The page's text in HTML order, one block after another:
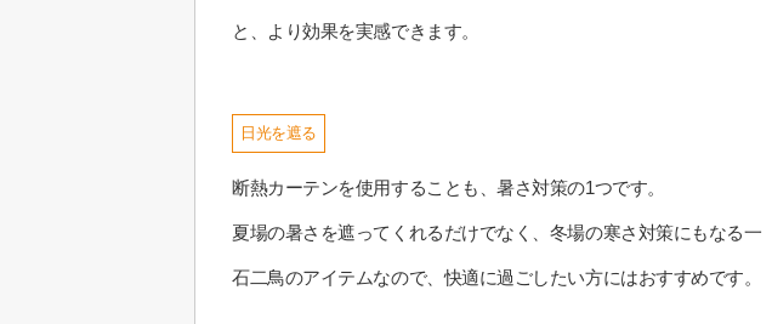
と、より効果を実感できます。
日光を遮る
断熱カーテンを使用することも、暑さ対策の1つです。
夏場の暑さを遮ってくれるだけでなく、冬場の寒さ対策にもなる一
石二鳥のアイテムなので、快適に過ごしたい方にはおすすめです。